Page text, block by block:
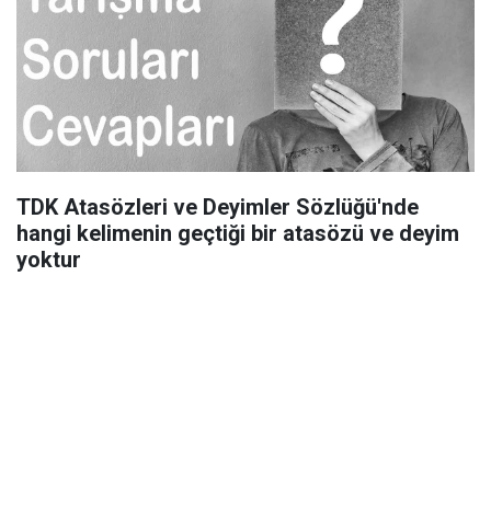
TDK Atasözleri ve Deyimler Sözlüğü'nde
hangi kelimenin geçtiği bir atasözü ve deyim
yoktur